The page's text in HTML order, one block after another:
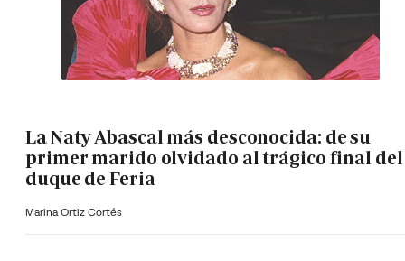
La Naty Abascal más desconocida: de su
primer marido olvidado al trágico final del
duque de Feria
Marina Ortiz Cortés